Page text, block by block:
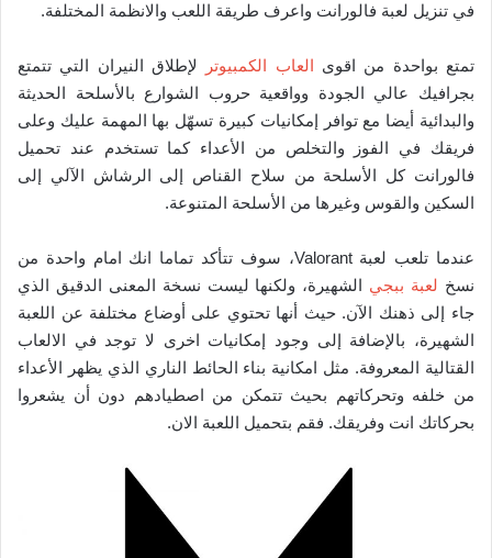
في تنزيل لعبة فالورانت واعرف طريقة اللعب والانظمة المختلفة.
تمتع بواحدة من اقوى العاب الكمبيوتر
لإطلاق النيران التي تتمتع
بجرافيك عالي الجودة وواقعية حروب الشوارع بالأسلحة الحديثة
والبدائية أيضا مع توافر إمكانيات كبيرة تسهّل بها المهمة عليك وعلى
فريقك في الفوز والتخلص من الأعداء كما تستخدم عند تحميل
فالورانت كل الأسلحة من سلاح القناص إلى الرشاش الآلي إلى
السكين والقوس وغيرها من الأسلحة المتنوعة.
عندما تلعب لعبة Valorant، سوف تتأكد تماما انك امام واحدة من
نسخ لعبة ببجي الشهيرة، ولكنها ليست نسخة المعنى الدقيق الذي
جاء إلى ذهنك الآن. حيث أنها تحتوي على أوضاع مختلفة عن اللعبة
الشهيرة، بالإضافة إلى وجود إمكانيات اخرى لا توجد في الالعاب
القتالية المعروفة. مثل امكانية بناء الحائط الناري الذي يظهر الأعداء
من خلفه وتحركاتهم بحيث تتمكن من اصطيادهم دون أن يشعروا
بحركاتك انت وفريقك. فقم بتحميل اللعبة الان.